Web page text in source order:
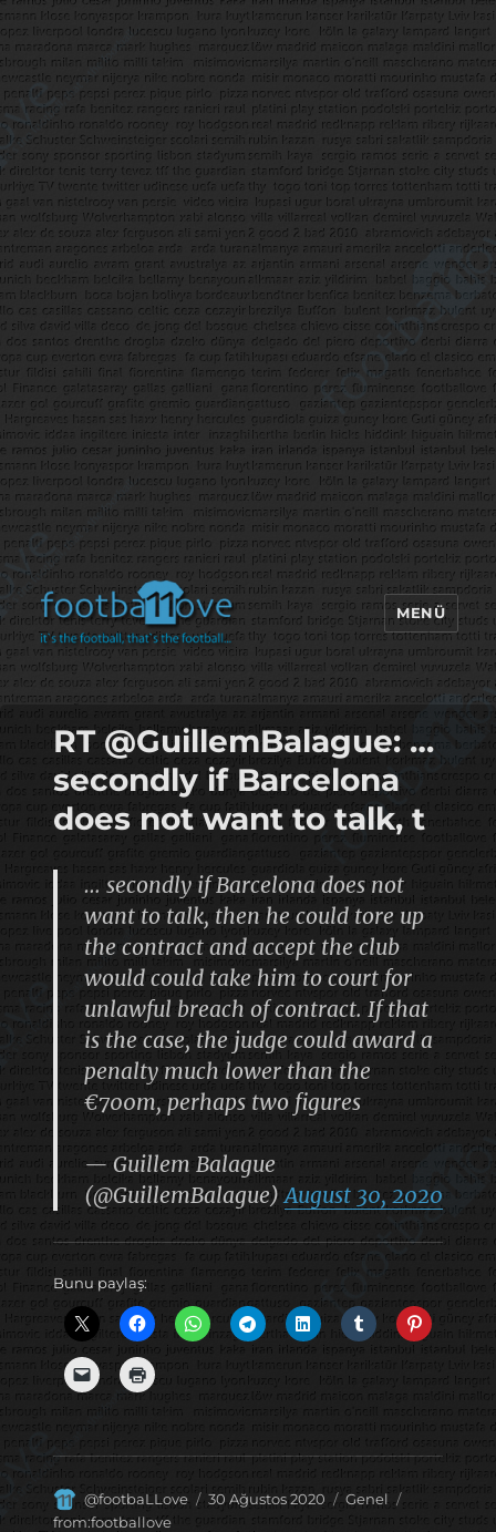
footbaLLove
MENÜ
RT @GuillemBalague: …
secondly if Barcelona
does not want to talk, t
… secondly if Barcelona does not
want to talk, then he could tore up
the contract and accept the club
would could take him to court for
unlawful breach of contract. If that
is the case, the judge could award a
penalty much lower than the
€700m, perhaps two figures
— Guillem Balague
(@GuillemBalague) August 30, 2020
Bunu paylaş:
Yazar
@footbaLLove
Yayın
30 Ağustos 2020 Kategoriler
Genel
from:footballove